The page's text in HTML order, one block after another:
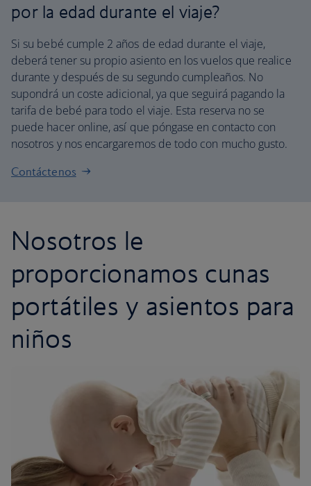
por la edad durante el viaje?
Si su bebé cumple 2 años de edad durante el viaje,
deberá tener su propio asiento en los vuelos que realice
durante y después de su segundo cumpleaños. No
supondrá un coste adicional, ya que seguirá pagando la
tarifa de bebé para todo el viaje. Esta reserva no se
puede hacer online, así que póngase en contacto con
nosotros y nos encargaremos de todo con mucho gusto.
Contáctenos
Nosotros le
proporcionamos cunas
portátiles y asientos para
niños